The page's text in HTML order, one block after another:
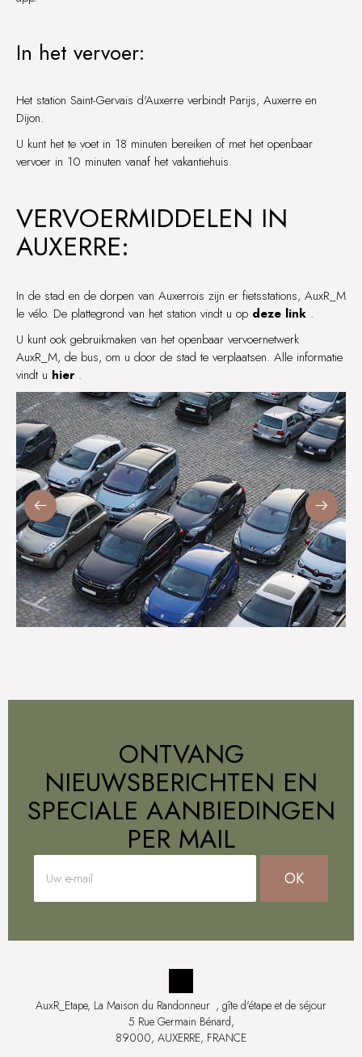
In het vervoer:
Het station Saint-Gervais d'Auxerre verbindt Parijs, Auxerre en
Dijon.
U kunt het te voet in 18 minuten bereiken of met het openbaar
vervoer in 10 minuten vanaf het vakantiehuis.
VERVOERMIDDELEN IN
AUXERRE:
In de stad en de dorpen van Auxerrois zijn er fietsstations, AuxR_M
le vélo. De plattegrond van het station vindt u op deze link .
U kunt ook gebruikmaken van het openbaar vervoernetwerk
AuxR_M, de bus, om u door de stad te verplaatsen. Alle informatie
vindt u hier.
ONTVANG
NIEUWSBERICHTEN EN
SPECIALE AANBIEDINGEN
PER MAIL
OK
AuxR_Etape, La Maison du Randonneur , gîte d'étape et de séjour
5 Rue Germain Bénard,
89000, AUXERRE, FRANCE